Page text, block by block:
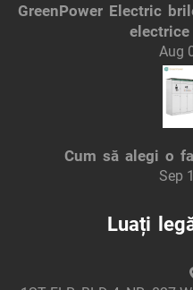
GreenPower Electric
Aug
Cum să alegi o
Sep
Luați